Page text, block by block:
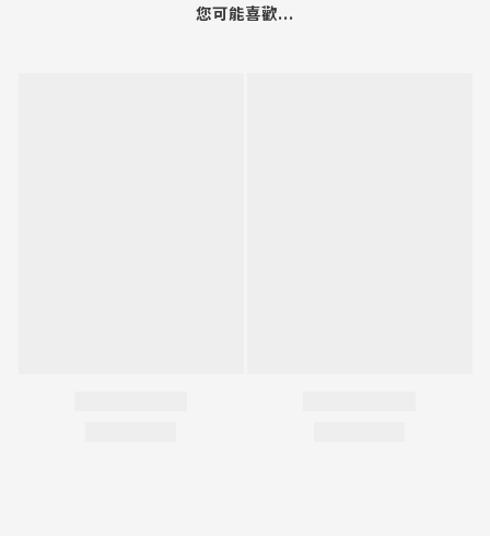
您可能喜歡...